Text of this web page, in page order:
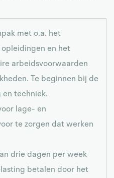
met o.a. het
en het
arbeidsvoorwaarden
Te beginnen bij de
en techniek.
lage- en
te zorgen dat werken
drie dagen per week
betalen door het